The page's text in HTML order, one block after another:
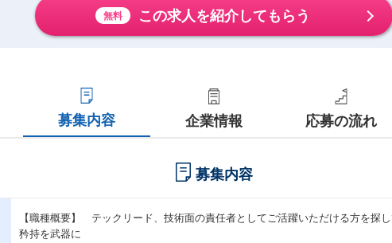
無料 この求人を紹介してもらう
募集内容 企業情報 応募の流れ
募集内容
【職種概要】 テックリード、技術面の責任者としてご活躍いただける方を探
矜持を武器に